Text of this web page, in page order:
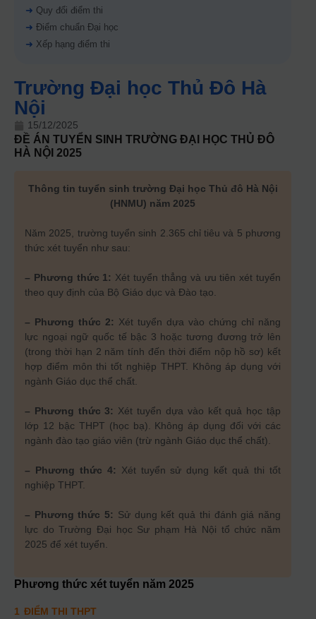
➜ Quy đổi điểm thi
➜ Điểm chuẩn Đại học
➜ Xếp hạng điểm thi
Trường Đại học Thủ Đô Hà
Nội
15/12/2025
ĐỀ ÁN TUYỂN SINH TRƯỜNG ĐẠI HỌC THỦ ĐÔ
HÀ NỘI 2025
Thông tin tuyển sinh trường Đại học Thủ đô Hà Nội
(HNMU) năm 2025
Năm 2025, trường tuyển sinh 2.365 chỉ tiêu và 5 phương
thức xét tuyển như sau:
– Phương thức 1: Xét tuyển thẳng và ưu tiên xét tuyển
theo quy định của Bộ Giáo dục và Đào tạo.
– Phương thức 2: Xét tuyển dựa vào chứng chỉ năng
lực ngoại ngữ quốc tế bậc 3 hoặc tương đương trở lên
(trong thời hạn 2 năm tính đến thời điểm nộp hồ sơ) kết
hợp điểm môn thi tốt nghiệp THPT. Không áp dụng với
ngành Giáo dục thể chất.
– Phương thức 3: Xét tuyển dựa vào kết quả học tập
lớp 12 bậc THPT (học bạ). Không áp dụng đối với các
ngành đào tạo giáo viên (trừ ngành Giáo dục thể chất).
– Phương thức 4: Xét tuyển sử dụng kết quả thi tốt
nghiệp THPT.
– Phương thức 5: Sử dụng kết quả thi đánh giá năng
lực do Trường Đại học Sư phạm Hà Nội tổ chức năm
2025 để xét tuyển.
Phương thức xét tuyển năm 2025
1 ĐIỂM THI THPT